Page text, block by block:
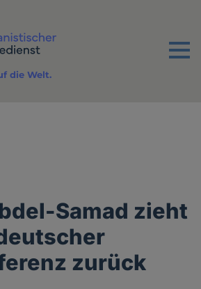
Menu
die Welt.
Samad zieht
zurück